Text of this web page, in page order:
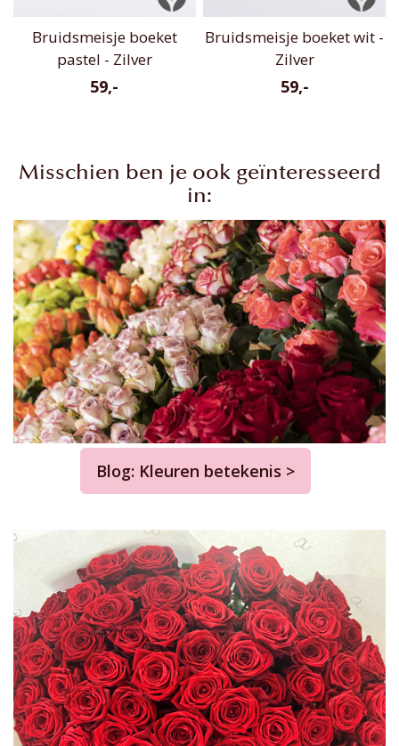
Bruidsmeisje boeket
pastel - Zilver
59,-
Bruidsmeisje boeket wit -
Zilver
59,-
Misschien ben je ook geïnteresseerd
in:
Blog: Kleuren betekenis >